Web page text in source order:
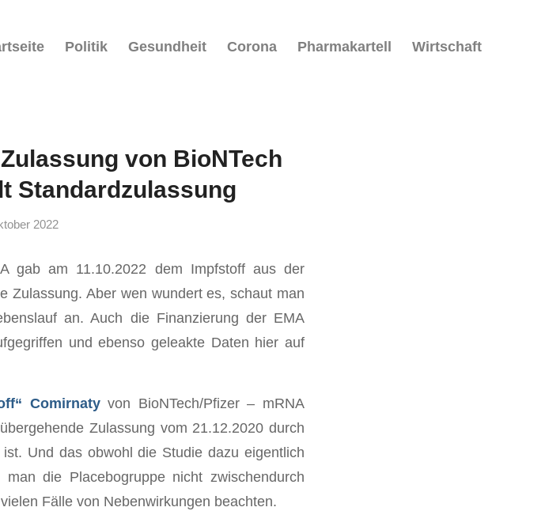
Politik Gesundheit Corona Pharmakartell Wirtschaft
von BioNTech
Standardzulassung
2022
gab am 11.10.2022 dem Impfstoff aus der
Zulassung. Aber wen wundert es, schaut man
an. Auch die Finanzierung der EMA
und ebenso geleakte Daten hier auf
Comirnatyvon BioNTech/Pfizer – mRNA
Zulassung vom 21.12.2020 durch
Und das obwohl die Studie dazu eigentlich
die Placebogruppe nicht zwischendurch
Fälle von Nebenwirkungen beachten.